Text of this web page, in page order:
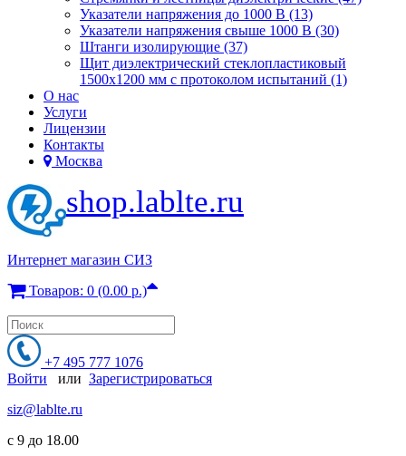
Указатели напряжения до 1000 В (13)
Указатели напряжения свыше 1000 В (30)
Штанги изолирующие (37)
Щит диэлектрический стеклопластиковый
1500х1200 мм с протоколом испытаний (1)
О нас
Услуги
Лицензии
Контакты
Москва
shop.lablte.ru
Интернет магазин СИЗ
Товаров: 0 (0.00 р.)
+7 495 777 1076
Войти или Зарегистрироваться
siz@lablte.ru
c 9 до 18.00